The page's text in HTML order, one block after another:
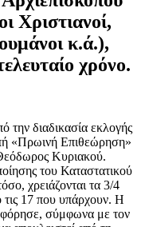
Χριστιανοί,
κ.ά.),
χρόνο.
την διαδικασία εκλογής
«Πρωινή Επιθεώρηση»
Κυριακού.
του Καταστατικού
χρειάζονται τα 3/4
17 που υπάρχουν. Η
σύμφωνα με τον